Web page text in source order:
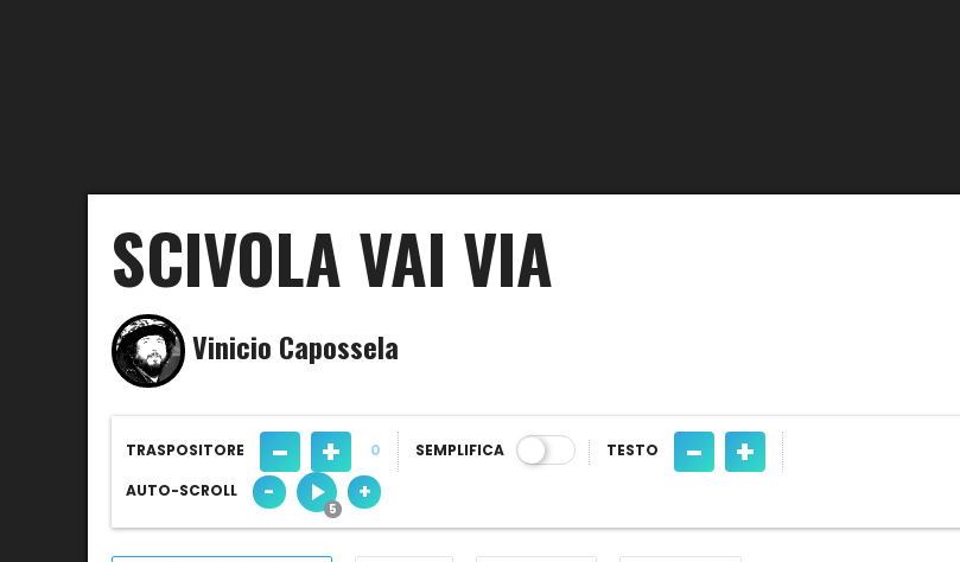
SCIVOLA VAI VIA
Vinicio Capossela
TRASPOSITORE - + 0 SEMPLIFICA TESTO - +
AUTO-SCROLL - +